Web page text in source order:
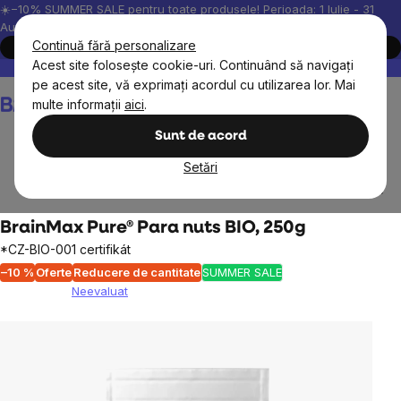
Continuă fără personalizare
Acest site folosește cookie-uri. Continuând să navigați
pe acest site, vă exprimați acordul cu utilizarea lor. Mai
multe informații aici.
Sunt de acord
Setări
Treci
la
conținut
☀️−10% SUMMER SALE pentru toate produsele! Perioada: 1 Iulie - 31
August, 2026.
Cumpără acum
Peste 200.000 de recenzii verificate
Produsele noastre sunt
Coş
de
Nuci și semințe
BrainMax Pure® Para nuts BIO, 250g
*CZ-BIO-001 certifikát
–10 % OferteReducere de cantitateSUMMER SALE
Neevaluat